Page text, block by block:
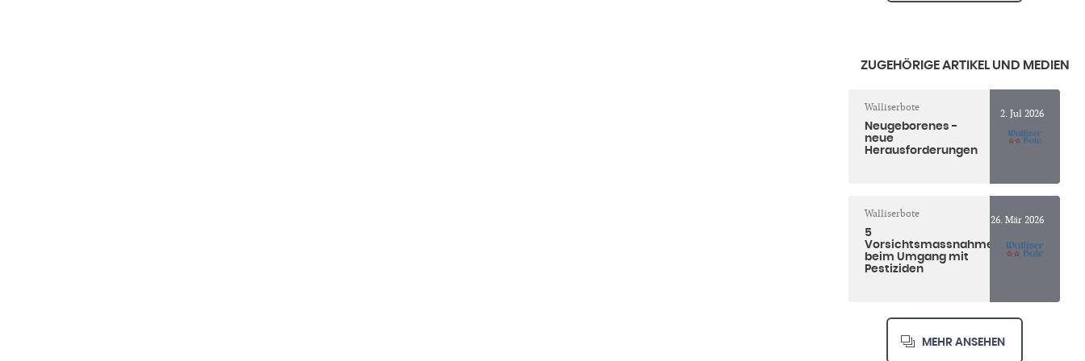
ZUGEHÖRIGE ARTIKEL UND MEDIEN
Walliserbote
Neugeborenes -
neue
Herausforderungen
2. Jul 2026
Walliserbote
5
Vorsichtsmassnahmen
beim Umgang mit
Pestiziden
26. Mär 2026
MEHR ANSEHEN